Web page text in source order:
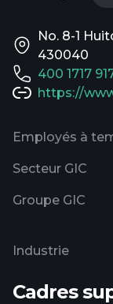
No. 8-1
430040
400 1717
https://
Employés à
Secteur GIC
Groupe GIC
Industrie
Cadres